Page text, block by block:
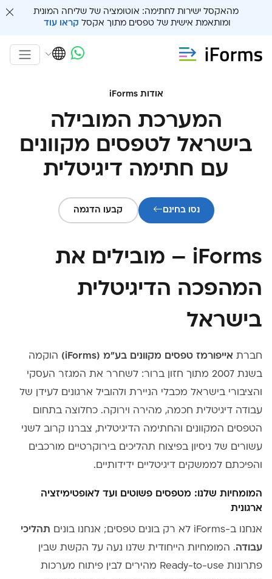
מהאקסל ישירות לחתימה: אוטומציה של שליחה המונית
ומותאמת אישית של טפסים מתוך אקסל קראו עוד
אודות iForms
המערכת המובילה
בישראל לטפסים מקוונים
עם חתימה דיגיטלית
נסו בחינם קבעו הדגמה
iForms – מובילים את
המהפכה הדיגיטלית
בישראל
חברת אייפורמז טפסים מקוונים בע"מ (iForms)
הוקמה
בשנת 2007 מתוך חזון ברור: לשחרר את המגזר העסקי
והציבורי בישראל מכבלי הניירת ולהוביל ארגונים לעידן של
עבודה דיגיטלית חכמה, מהירה וירוקה. כחלוצה בתחום
הטפסים המקוונים והחתימה הדיגיטלית, צברנו קרוב לשני
עשורים של ניסיון בפיצוח תהליכים בירוקרטיים מורכבים
והפיכתם לממשקים דיגיטליים ידידותיים.
המומחיות שלנו: מטפסים פשוטים ועד לאופטימיזציה
ארגונית
אנחנו ב-iForms לא רק בונים טפסים; אנחנו בונים
תהליכי
עבודה. המומחיות הייחודית שלנו נעה על הקשת שבין
פתרונות Ready-to-use מהירים לבין פיתוח מערכות